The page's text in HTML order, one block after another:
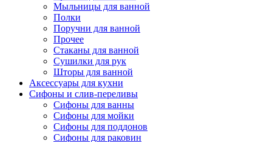
Мыльницы для ванной
Полки
Поручни для ванной
Прочее
Стаканы для ванной
Сушилки для рук
Шторы для ванной
Аксессуары для кухни
Сифоны и слив-переливы
Сифоны для ванны
Сифоны для мойки
Сифоны для поддонов
Сифоны для раковин